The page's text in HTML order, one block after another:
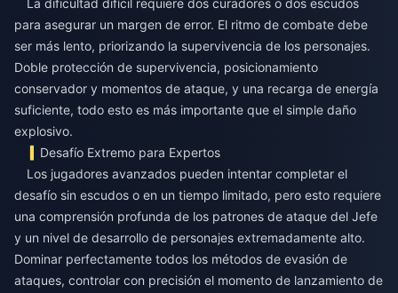
La dificultad difícil requiere dos curadores o dos escudos
para asegurar un margen de error. El ritmo de combate debe
ser más lento, priorizando la supervivencia de los personajes.
Doble protección de supervivencia, posicionamiento
conservador y momentos de ataque, y una recarga de energía
suficiente, todo esto es más importante que el simple daño
explosivo.
Desafío Extremo para Expertos
Los jugadores avanzados pueden intentar completar el
desafío sin escudos o en un tiempo limitado, pero esto requiere
una comprensión profunda de los patrones de ataque del Jefe
y un nivel de desarrollo de personajes extremadamente alto.
Dominar perfectamente todos los métodos de evasión de
ataques, controlar con precisión el momento de lanzamiento de